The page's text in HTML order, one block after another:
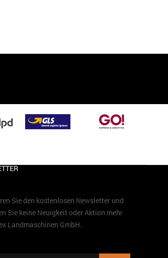
Sie den kostenlosen Newsletter und
Sie keine Neuigkeit oder Aktion mehr
Landmaschinen GmbH.